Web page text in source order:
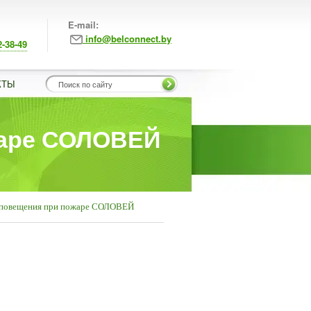
38-49
E-mail:
info@belconnect.by
СОЛОВЕЙ
при пожаре СОЛОВЕЙ